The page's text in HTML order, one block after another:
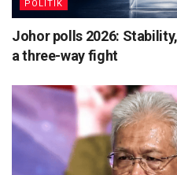
POLITIK
Johor polls 2026:
a three-way fight